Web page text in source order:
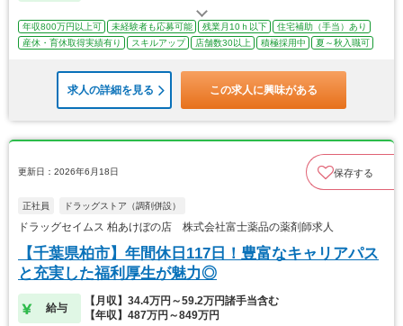
年収800万円以上可 未経験者も応募可能 残業月10ｈ以下
住宅補助（手当）あり
産休・育休取得実績有り
スキルアップ 店舗数30以上 積極採用中 夏～秋入職可
求人の詳細を見る この求人に興味がある
更新日：2026年6月18日 保存する
正社員 ドラッグストア（調剤併設）
ドラッグセイムス 柏あけぼの店 株式会社富士薬品の薬剤師求人
【千葉県柏市】年間休日117日！豊富なキャリアパス
と充実した福利厚生が魅力◎
給与
【月収】34.4万円～59.2万円諸手当含む
【年収】487万円～849万円